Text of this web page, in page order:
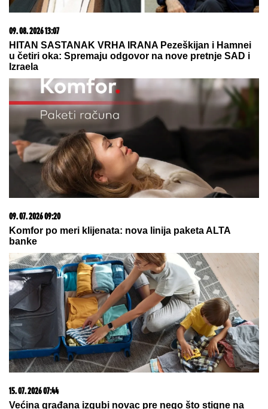
I IZVAĐENO IZ MOJE GLAVE"
Glumica je ovako govorila o jezivoj
nesreći:"Doktori su govorili da neću
moći da govorim"